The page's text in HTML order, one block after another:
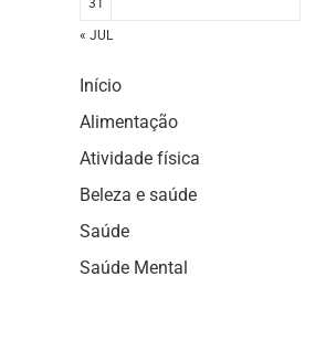
31
« JUL
Início
Alimentação
Atividade física
Beleza e saúde
Saúde
Saúde Mental